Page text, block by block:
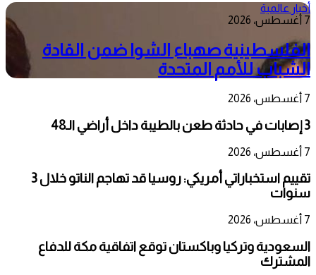
أخبار عالمية
7 أغسطس، 2026
الفلسطينية صهباء الشوا ضمن القادة
الشباب للأمم المتحدة
7 أغسطس، 2026
3 إصابات في حادثة طعن بالطيبة داخل أراضي الـ48
7 أغسطس، 2026
تقييم استخباراتي أمريكي: روسيا قد تهاجم الناتو خلال 3
سنوات
7 أغسطس، 2026
السعودية وتركيا وباكستان توقع اتفاقية مكة للدفاع
المشترك